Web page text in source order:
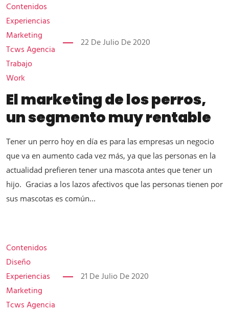
Contenidos
Experiencias
Marketing
Tcws Agencia
Trabajo
Work
22 De Julio De 2020
El marketing de los perros,
un segmento muy rentable
Tener un perro hoy en día es para las empresas un negocio
que va en aumento cada vez más, ya que las personas en la
actualidad prefieren tener una mascota antes que tener un
hijo. Gracias a los lazos afectivos que las personas tienen por
sus mascotas es común...
Contenidos
Diseño
Experiencias
Marketing
Tcws Agencia
21 De Julio De 2020